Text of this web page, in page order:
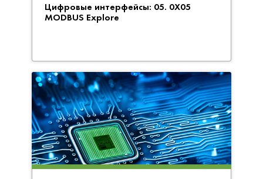
Цифровые интерфейсы: 05. 0X05
MODBUS Explore